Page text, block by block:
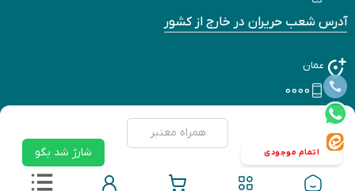
اتمام موجودی شارژ شد بگو
آدرس شعب حریران در خارج از کشور
عمان
0000
برگشت به بالا